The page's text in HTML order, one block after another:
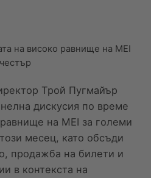
на високо равнище на MEI
Трой Пугмайър
дискусия по време
на MEI за големи
месец, като обсъди
продажба на билети и
в контекста на